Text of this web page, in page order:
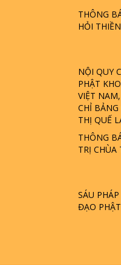
THÔNG
HỎI
NỘI QUY
PHẬT
VIỆT
CHỈ
THỊ QUẾ
THÔNG
TRỊ CHÙA
SÁU
ĐẠO PHẬT
ĐƯỢC
PHẬT GIỚI
ĐÂU? ĐỊA
LÀ AI?
GIẢI ĐÁP
SAO TRÁI
- HỎA
SAO ĐỨC
HOA SEN ? |